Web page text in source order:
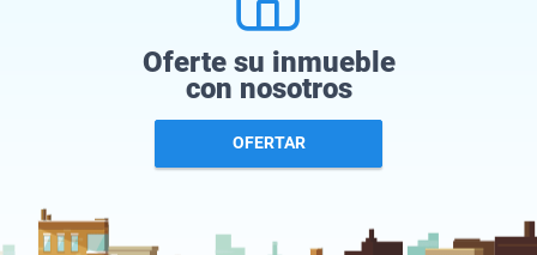
Oferte su inmueble
con nosotros
OFERTAR